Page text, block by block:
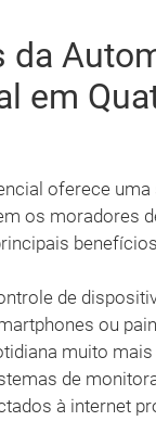
da
em
oferece uma
os moradores
de
ou
muito mais
de
à internet